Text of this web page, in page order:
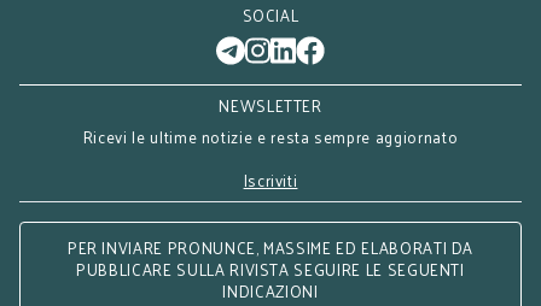
SOCIAL
NEWSLETTER
Ricevi le ultime notizie e resta sempre aggiornato
Iscriviti
PER INVIARE PRONUNCE, MASSIME ED ELABORATI DA
PUBBLICARE SULLA RIVISTA SEGUIRE LE SEGUENTI
INDICAZIONI